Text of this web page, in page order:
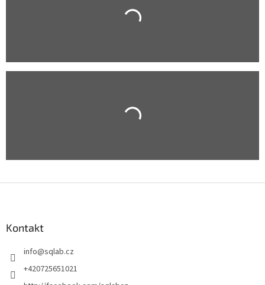
Kontakt
info@sqlab.cz
+420725651021